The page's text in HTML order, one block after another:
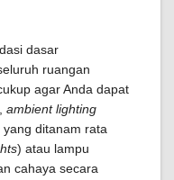
dasar
ruangan
agar Anda dapat
ambient lighting
ditanam rata
) atau lampu
cahaya secara